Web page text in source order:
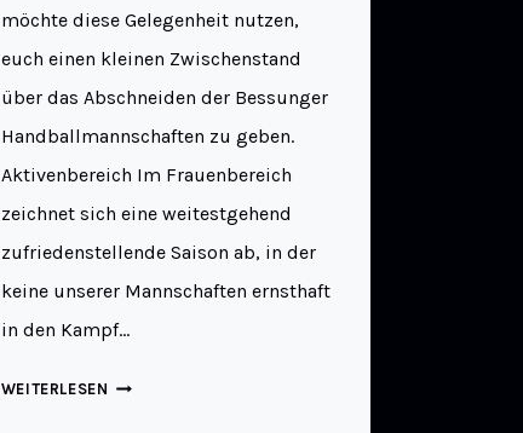
möchte diese Gelegenheit nutzen,
euch einen kleinen Zwischenstand
über das Abschneiden der Bessunger
Handballmannschaften zu geben.
Aktivenbereich Im Frauenbereich
zeichnet sich eine weitestgehend
zufriedenstellende Saison ab, in der
keine unserer Mannschaften ernsthaft
in den Kampf…
WEITERLESEN